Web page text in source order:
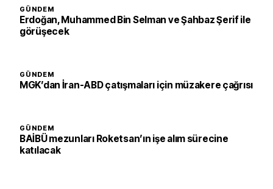
GÜNDEM
Erdoğan, Muhammed Bin Selman ve Şahbaz Şerif ile
görüşecek
GÜNDEM
MGK’dan İran-ABD çatışmaları için müzakere çağrısı
GÜNDEM
BAİBÜ mezunları Roketsan’ın işe alım sürecine
katılacak